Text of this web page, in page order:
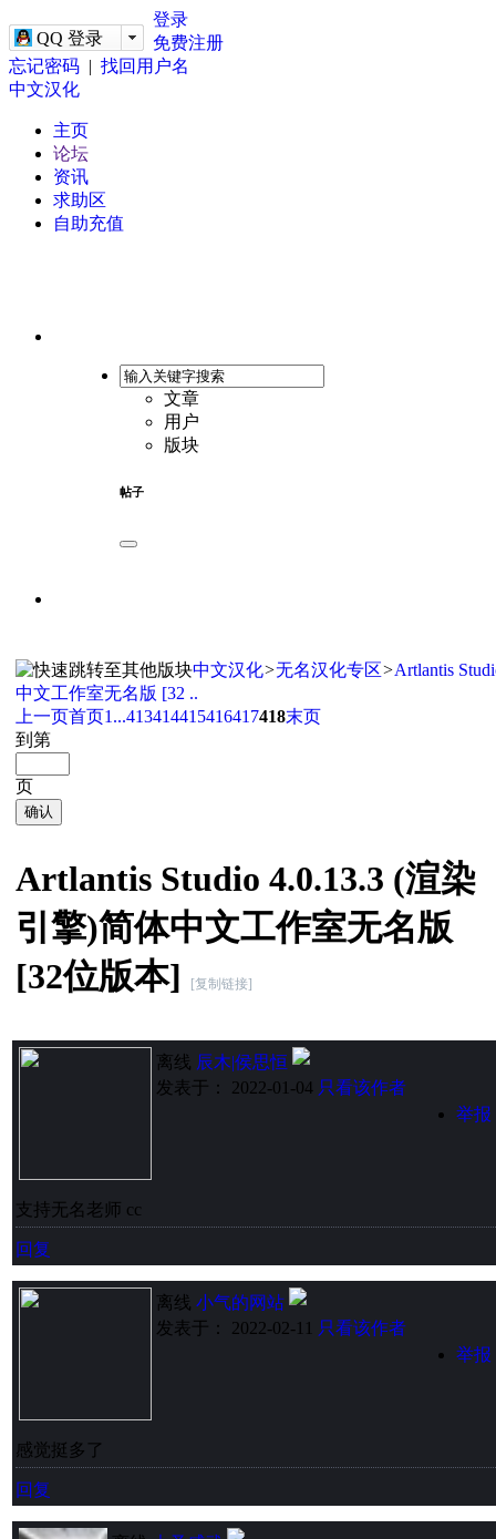
QQ 登录
登录
免费注册
忘记密码 | 找回用户名
中文汉化
主页
论坛
资讯
求助区
自助充值
文章
用户
版块
帖子
中文汉化>无名汉化专区>Artlantis
中文工作室无名版 [32 ..
上一页首页1...413414415416417418末页
到第
页
确认
Artlantis Studio 4.0.13.3 (渲染
引擎)简体中文工作室无名版
[32位版本]
[复制链接]
离线 辰木|侯思恒
发表于： 2022-01-04 只看该作者
举报
支持无名老师 cc
回复
离线 小气的网站
发表于： 2022-02-11 只看该作者
举报
感觉挺多了
回复